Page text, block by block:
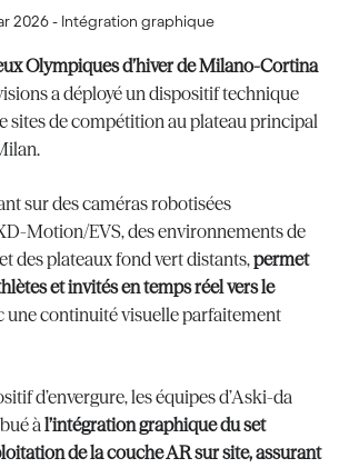
2026- Intégration graphique
Olympiques d’hiver de Milano-Cortina
a déployé un dispositif technique
sites de compétition au plateau principal
sur des caméras robotisées
Motion/EVS, des environnements de
des plateaux fond vert distants,permet
et invités en temps réel vers le
une continuité visuelle parfaitement
d’envergure, les équipes d’Aski-da
àl’intégration graphique du set
de la couche AR sur site, assurant